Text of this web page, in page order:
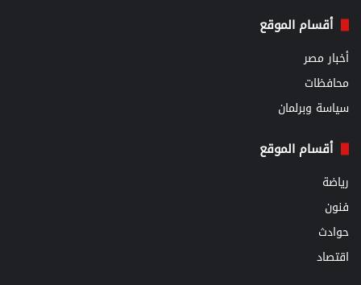
أقسام الموقع
أخبار مصر
محافظات
سياسة وبرلمان
أقسام الموقع
رياضة
فنون
حوادث
اقتصاد